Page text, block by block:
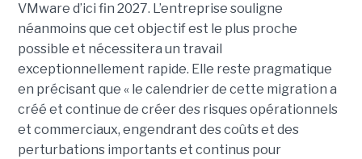
VMware d’ici fin 2027. L’entreprise souligne
néanmoins que cet objectif est le plus proche
possible et nécessitera un travail
exceptionnellement rapide. Elle reste pragmatique
en précisant que « le calendrier de cette migration a
créé et continue de créer des risques opérationnels
et commerciaux, engendrant des coûts et des
perturbations importants et continus pour